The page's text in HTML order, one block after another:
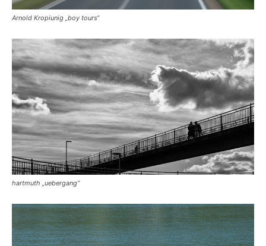
Arnold Kropiunig „boy tours“
hartmuth „uebergang“